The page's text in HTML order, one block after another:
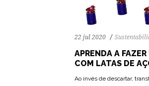
22 jul 2020
APRENDA A
COM LATAS DE
Ao invés de descartar,